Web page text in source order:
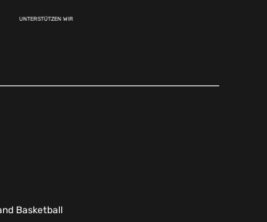
UNTERSTÜTZEN WIR
Basketball